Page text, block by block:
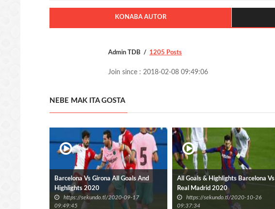
KONABA AUTOR
Admin TDB 1205 Posts
Join since : 2018-02-08 09:49:06
NEBE MAK ITA GOSTA
Barcelona Vs Girona All Goals And
Highlights 2020
https://sekundo.tl/2020-09-17
09:49:45
All Goals & Highlights Barcelona Vs
Real Madrid 2020
https://sekundo.tl/2020-10-26
09:37:34